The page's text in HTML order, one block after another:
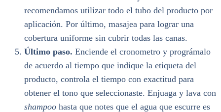
recomendamos utilizar todo el tubo del producto por
aplicación. Por último, masajea para lograr una
cobertura uniforme sin cubrir todas las canas.
Último paso. Enciende el cronometro y prográmalo
de acuerdo al tiempo que indique la etiqueta del
producto, controla el tiempo con exactitud para
obtener el tono que seleccionaste. Enjuaga y lava con
shampoohasta que notes que el agua que escurre es